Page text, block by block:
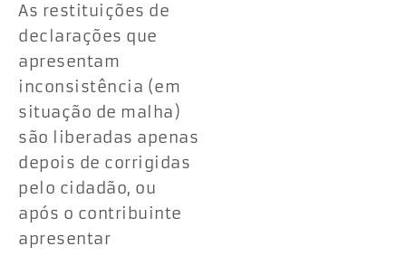
As restituições de
declarações que
apresentam
inconsistência (em
situação de malha)
são liberadas apenas
depois de corrigidas
pelo cidadão, ou
após o contribuinte
apresentar